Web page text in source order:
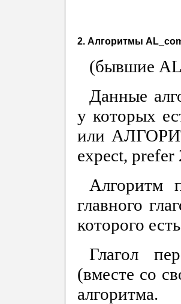
2. Алгоритмы
(бывшие
Данные
у которых
или
expect, prefer
Алгоритм
главного
которого
Глагол
(вместе со
алгоритма.